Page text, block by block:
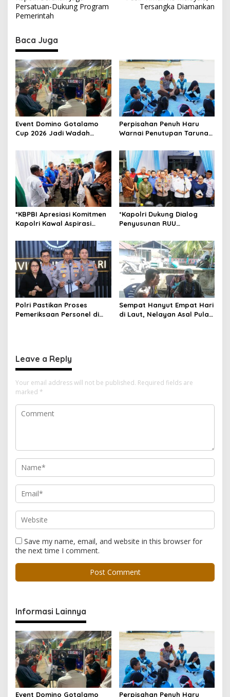
t
a
v
i
g
a
t
i
Persatuan-Dukung Program
Pemerintah
Tersangka Diamankan
Baca Juga
Event Domino Gotalamo
Cup 2026 Jadi Wadah
Kebersamaan Masyarakat
Perpisahan Penuh Haru
Warnai Penutupan Taruna
Kepulauan
*KBPBI Apresiasi Komitmen
Kapolri Kawal Aspirasi
Ketenagakerjaan*
*Kapolri Dukung Dialog
Penyusunan RUU
Jembatan Aspirasi Buruh*
Polri Pastikan Proses
Pemeriksaan Personel di
Sempat Hanyut Empat Hari
di Laut, Nelayan Asal Pulau
Leave a Reply
Your email address will not be published. Required fields are
marked *
Save my name, email, and website in this browser for
the next time I comment.
Informasi Lainnya
Event Domino Gotalamo Perpisahan Penuh Haru